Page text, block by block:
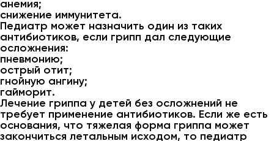
анемия;
снижение иммунитета.
Педиатр может назначить один из таких
антибиотиков, если грипп дал следующие
осложнения:
пневмонию;
острый отит;
гнойную ангину;
гайморит.
Лечение гриппа у детей без осложнений не
требует применение антибиотиков. Если же есть
основания, что тяжелая форма гриппа может
закончиться летальным исходом, то педиатр